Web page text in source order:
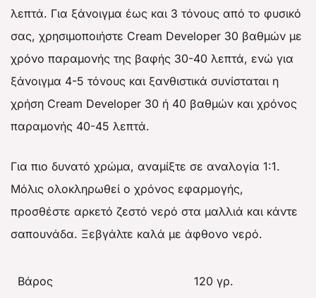
λεπτά. Για ξάνοιγμα έως και 3 τόνους από το φυσικό
σας, χρησιμοποιήστε Cream Developer 30 βαθμών με
χρόνο παραμονής της βαφής 30-40 λεπτά, ενώ για
ξάνοιγμα 4-5 τόνους και ξανθιστικά συνίσταται η
χρήση Cream Developer 30 ή 40 βαθμών και χρόνος
παραμονής 40-45 λεπτά.
Για πιο δυνατό χρώμα, αναμίξτε σε αναλογία 1:1.
Μόλις ολοκληρωθεί ο χρόνος εφαρμογής,
προσθέστε αρκετό ζεστό νερό στα μαλλιά και κάντε
σαπουνάδα. Ξεβγάλτε καλά με άφθονο νερό.
Βάρος 120 γρ.